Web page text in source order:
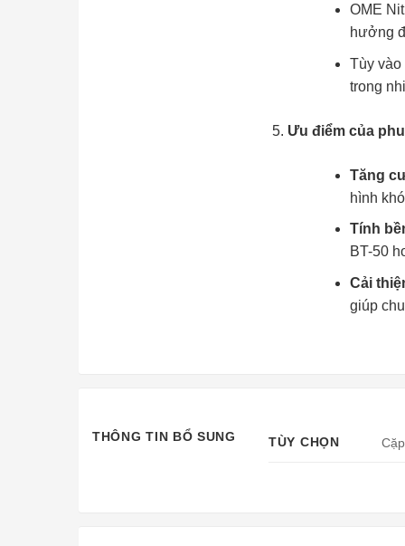
OME
hưởng
Tùy vào
trong
Ưu điểm của
Tăng
hình
Tính
BT-50
Cải
giúp
THÔNG TIN BỔ SUNG TÙY CHỌN